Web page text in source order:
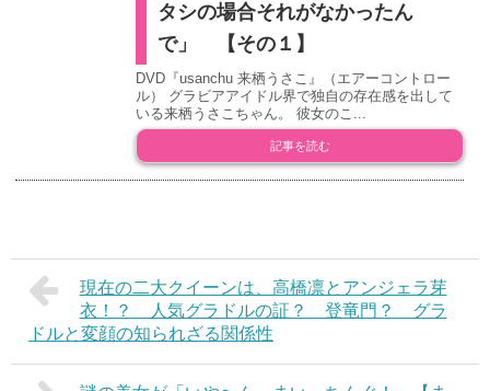
タシの場合それがなかったん
で」 【その１】
DVD『usanchu 来栖うさこ』（エアーコントロー
ル） グラビアアイドル界で独自の存在感を出して
いる来栖うさこちゃん。 彼女のこ...
記事を読む
現在の二大クイーンは、高橋凛とアンジェラ芽
衣！？ 人気グラドルの証？ 登竜門？ グラ
ドルと変顔の知られざる関係性